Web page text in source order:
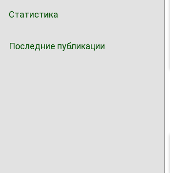
Статистика
Последние публикации